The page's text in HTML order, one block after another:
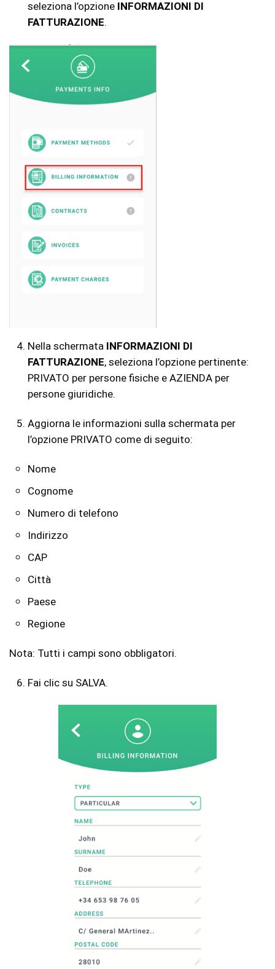
seleziona l’opzione INFORMAZIONI DI
FATTURAZIONE.
Nella schermata INFORMAZIONI DI
FATTURAZIONE, seleziona l’opzione pertinente:
PRIVATO per persone fisiche e AZIENDA per
persone giuridiche.
Aggiorna le informazioni sulla schermata per
l’opzione PRIVATO come di seguito:
Nome
Cognome
Numero di telefono
Indirizzo
CAP
Città
Paese
Regione
Nota: Tutti i campi sono obbligatori.
Fai clic su SALVA.